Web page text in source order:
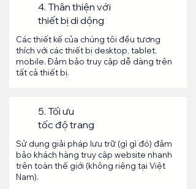
4. Thân thiện với
thiết bị di dộng
Các thiết kế của chúng tôi đều tương
thích với các thiết bị desktop, tablet,
mobile. Đảm bảo truy cập dễ dàng trên
tất cả thiết bị.
5. Tối ưu
tốc độ trang
Sử dụng giải pháp lưu trữ (gì gì đó) đảm
bảo khách hàng truy cập website nhanh
trên toàn thế giới (không riêng tại Việt
Nam).